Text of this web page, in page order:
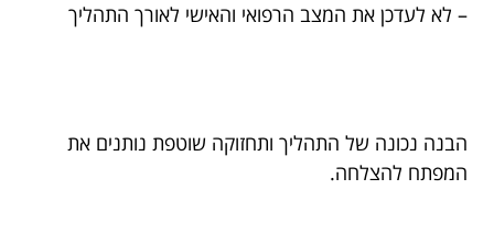
– לא לעדכן את המצב הרפואי והאישי לאורך התהליך
הבנה נכונה של התהליך ותחזוקה שוטפת נותנים את
המפתח להצלחה.